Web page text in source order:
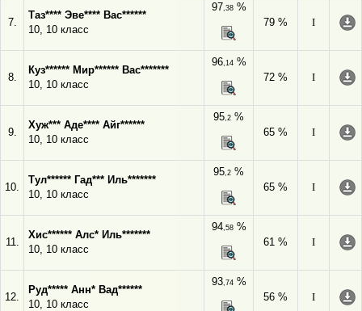
7.
Таз**** Эве**** Вас******
10, 10 класс
97,38%
79 %
I
8.
Куз****** Мир****** Вас*******
10, 10 класс
96,14%
72 %
I
9.
Хуж*** Аде**** Айг******
10, 10 класс
95,2 %
65 %
I
10.
Тул****** Гад*** Иль*******
10, 10 класс
95,2 %
65 %
I
11.
Хис****** Алс* Иль*******
10, 10 класс
94,58%
61 %
I
12.
Руд***** Анн* Вад******
10, 10 класс
93,74%
56 %
I